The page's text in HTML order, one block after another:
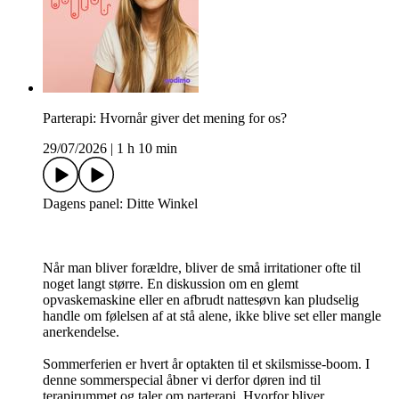
Parterapi: Hvornår giver det mening for os?
29/07/2026
1 h 10 min
Dagens panel: Ditte Winkel
Når man bliver forældre, bliver de små irritationer ofte til
noget langt større. En diskussion om en glemt
opvaskemaskine eller en afbrudt nattesøvn kan pludselig
handle om følelsen af at stå alene, ikke blive set eller mangle
anerkendelse.
Sommerferien er hvert år optakten til et skilsmisse-boom. I
denne sommerspecial åbner vi derfor døren ind til